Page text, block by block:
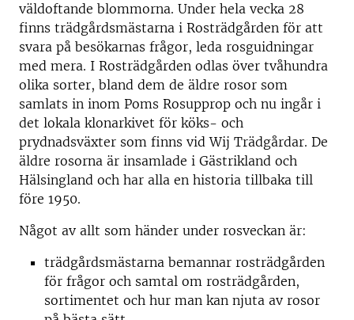
väldoftande blommorna. Under hela vecka 28
finns trädgårdsmästarna i Rosträdgården för att
svara på besökarnas frågor, leda rosguidningar
med mera. I Rosträdgården odlas över tvåhundra
olika sorter, bland dem de äldre rosor som
samlats in inom Poms Rosupprop och nu ingår i
det lokala klonarkivet för köks- och
prydnadsväxter som finns vid Wij Trädgårdar. De
äldre rosorna är insamlade i Gästrikland och
Hälsingland och har alla en historia tillbaka till
före 1950.
Något av allt som händer under rosveckan är:
trädgårdsmästarna bemannar rosträdgården
för frågor och samtal om rosträdgården,
sortimentet och hur man kan njuta av rosor